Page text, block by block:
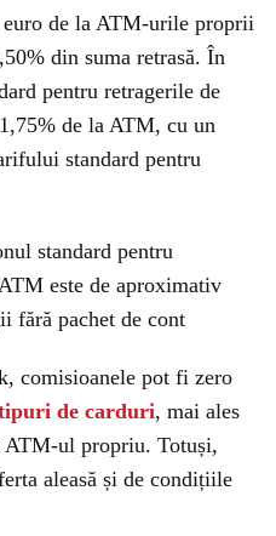
de la ATM-urile proprii
din suma retrasă. În
pentru retragerile de
de la ATM, cu un
standard pentru
standard pentru
este de aproximativ
fără pachet de cont
comisioanele pot fi zero
de carduri, mai ales
ATM-ul propriu. Totuși,
aleasă și de condițiile